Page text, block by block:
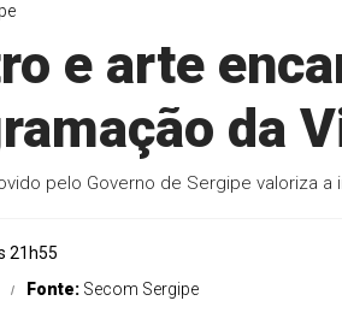
e arte
da
pelo Governo de Sergipe valoriza
21h55
Fonte: Secom Sergipe